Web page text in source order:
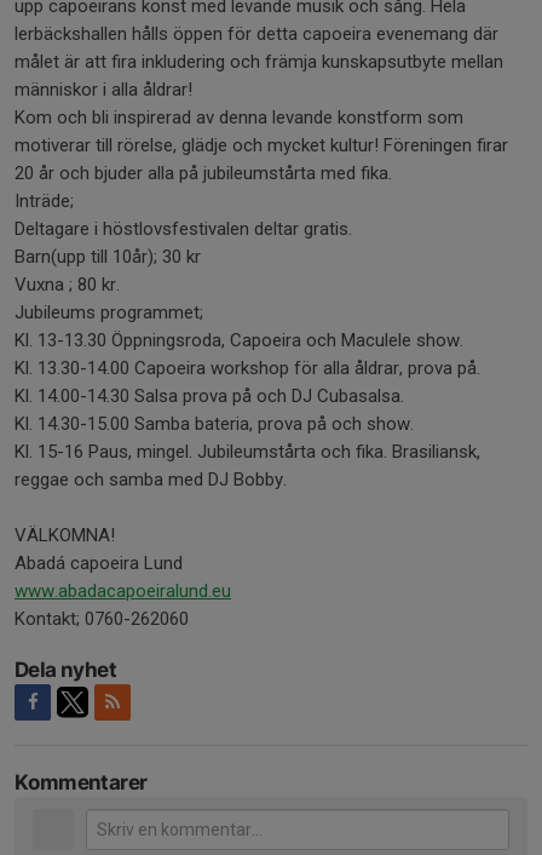
upp capoeirans konst med levande musik och sång. Hela
lerbäckshallen hålls öppen för detta capoeira evenemang där
målet är att fira inkludering och främja kunskapsutbyte mellan
människor i alla åldrar!
Kom och bli inspirerad av denna levande konstform som
motiverar till rörelse, glädje och mycket kultur! Föreningen firar
20 år och bjuder alla på jubileumstårta med fika.
Inträde;
Deltagare i höstlovsfestivalen deltar gratis.
Barn(upp till 10år); 30 kr
Vuxna ; 80 kr.
Jubileums programmet;
Kl. 13-13.30 Öppningsroda, Capoeira och Maculele show.
Kl. 13.30-14.00 Capoeira workshop för alla åldrar, prova på.
Kl. 14.00-14.30 Salsa prova på och DJ Cubasalsa.
Kl. 14.30-15.00 Samba bateria, prova på och show.
Kl. 15-16 Paus, mingel. Jubileumstårta och fika. Brasiliansk,
reggae och samba med DJ Bobby.
VÄLKOMNA!
Abadá capoeira Lund
www.abadacapoeiralund.eu
Kontakt; 0760-262060
Dela nyhet
Kommentarer